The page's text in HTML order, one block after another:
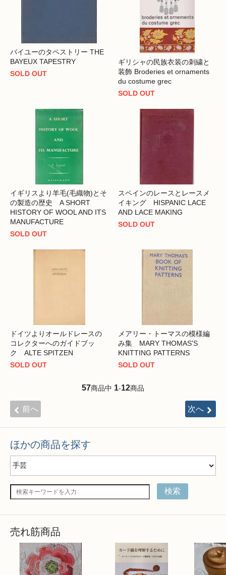
バイユーのタペストリー THE
BAYEUX TAPESTRY
SOLD OUT
ギリシャの民族衣装の刺繍と
装飾 Broderies et ornaments
du costume grec
SOLD OUT
イギリスより羊毛(毛織物)とそ
の製造の歴史 A SHORT
HISTORY OF WOOL AND ITS
MANUFACTURE
SOLD OUT
スペインのレースとレースメ
イキング HISPANIC LACE
AND LACE MAKING
SOLD OUT
ドイツよりオールドレースの
コレクターへのガイドブッ
ク ALTE SPITZEN
SOLD OUT
メアリー・トーマスの模様編
み集 MARY THOMAS'S
KNITTING PATTERNS
SOLD OUT
57商品中 1-12商品
前へ 次へ
ほかの商品を探す
検索
売れ筋商品